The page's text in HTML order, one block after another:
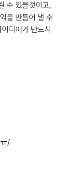
수 있을것이고,
을 만들어 낼 수
디어가 반드시
/